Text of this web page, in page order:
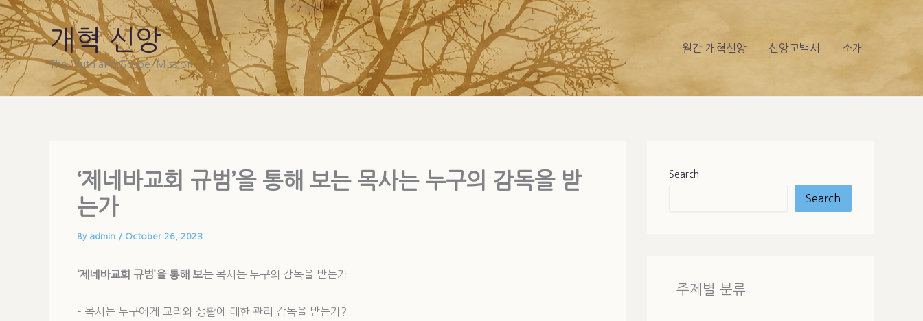
Skip
to
content
개혁 신앙
The Truth and Gospel Mission
월간 개혁신앙 신앙고백서 소개
‘제네바교회 규범’을 통해 보는 목사는 누구의 감독을 받
는가
By admin / October 26, 2023
‘제네바교회 규범’을 통해 보는목사는 누구의 감독을 받는가
– 목사는 누구에게 교리와 생활에 대한 관리 감독을 받는가?-
Search
Search
주제별 분류